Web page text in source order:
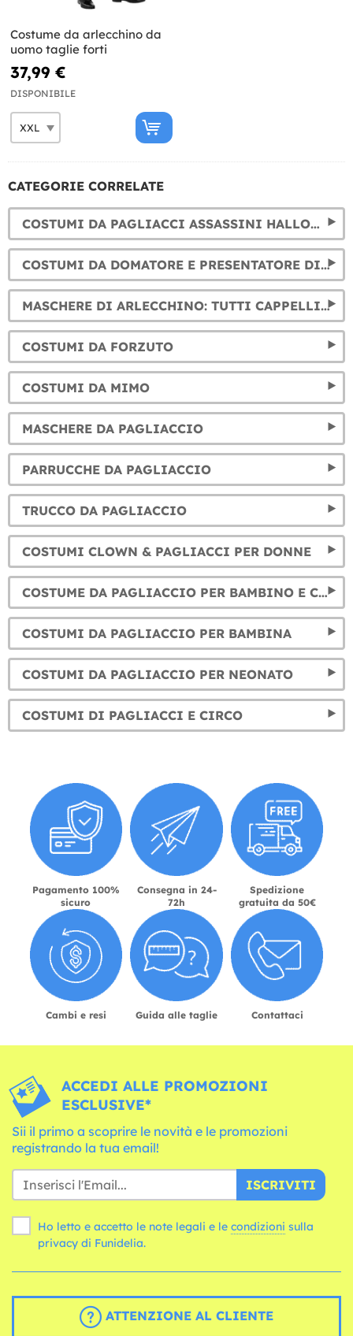
Costume da arlecchino da
uomo taglie forti
37,99 €
DISPONIBILE
CATEGORIE CORRELATE
COSTUMI DA PAGLIACCI ASSASSINI HALLOWEEN
COSTUMI DA DOMATORE E PRESENTATORE DI CIRCO
MASCHERE DI ARLECCHINO: TUTTI CAPPELLI PER IL TUO COSTUMI DI ARLECCHINO
COSTUMI DA FORZUTO
COSTUMI DA MIMO
MASCHERE DA PAGLIACCIO
PARRUCCHE DA PAGLIACCIO
TRUCCO DA PAGLIACCIO
COSTUMI CLOWN & PAGLIACCI PER DONNE
COSTUME DA PAGLIACCIO PER BAMBINO E COSTUMI DA CIRCO INFANTILI
COSTUMI DA PAGLIACCIO PER BAMBINA
COSTUMI DA PAGLIACCIO PER NEONATO
COSTUMI DI PAGLIACCI E CIRCO
Pagamento 100%
sicuro
Consegna in 24-
72h
Spedizione
gratuita da 50€
Cambi e resi Guida alle taglie Contattaci
ACCEDI ALLE PROMOZIONI
ESCLUSIVE*
Sii il primo a scoprire le novità e le promozioni
registrando la tua email!
ISCRIVITI
Ho letto e accetto le note legali e le condizioni
privacy di Funidelia.
ATTENZIONE AL CLIENTE